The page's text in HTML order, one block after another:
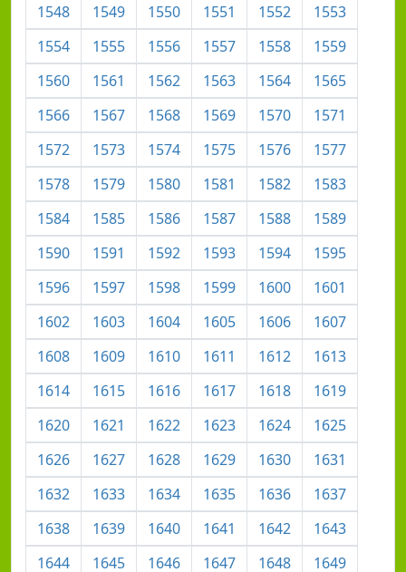
1548
1549 1550 1551 1552
1553
1554
1555 1556 1557 1558
1559
1560
1561 1562 1563 1564
1565
1566
1567 1568 1569 1570
1571
1572
1573 1574 1575 1576
1577
1578
1579 1580 1581 1582
1583
1584
1585 1586 1587 1588
1589
1590
1591 1592 1593 1594
1595
1596
1597 1598 1599 1600
1601
1602
1603 1604 1605 1606
1607
1608
1609 1610 1611 1612
1613
1614
1615 1616 1617 1618
1619
1620
1621 1622 1623 1624
1625
1626
1627 1628 1629 1630
1631
1632
1633 1634 1635 1636
1637
1638
1639 1640 1641 1642
1643
1644
1645 1646 1647 1648 1649